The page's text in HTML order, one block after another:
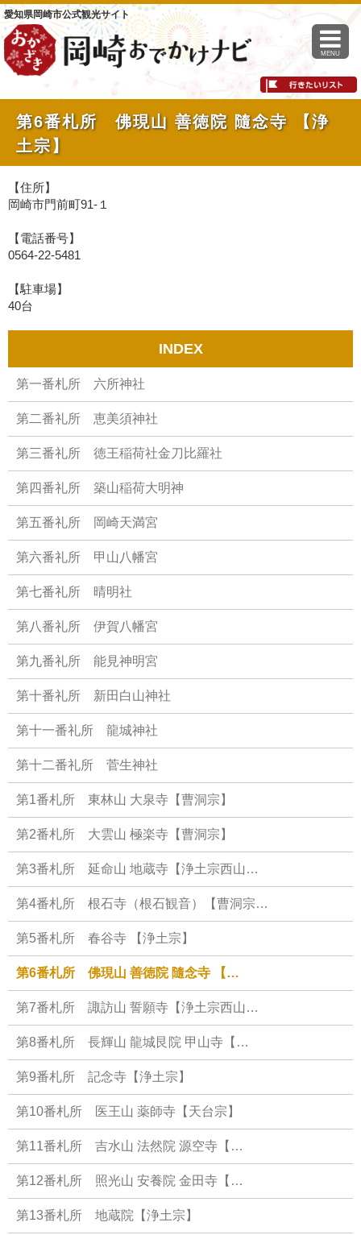
愛知県岡崎市公式観光サイト
MENU
第6番札所 佛現山 善徳院 隨念寺 【浄
土宗】
【住所】
岡崎市門前町91-１
【電話番号】
0564-22-5481
【駐車場】
40台
INDEX
第一番札所 六所神社
第二番礼所 恵美須神社
第三番礼所 徳王稲荷社金刀比羅社
第四番礼所 築山稲荷大明神
第五番礼所 岡崎天満宮
第六番礼所 甲山八幡宮
第七番礼所 晴明社
第八番礼所 伊賀八幡宮
第九番礼所 能見神明宮
第十番礼所 新田白山神社
第十一番礼所 龍城神社
第十二番礼所 菅生神社
第1番札所 東林山 大泉寺【曹洞宗】
第2番札所 大雲山 極楽寺【曹洞宗】
第3番札所 延命山 地蔵寺【浄土宗西山…
第4番札所 根石寺（根石観音）【曹洞宗…
第5番札所 春谷寺 【浄土宗】
第6番札所 佛現山 善徳院 隨念寺 【…
第7番札所 諏訪山 誓願寺【浄土宗西山…
第8番札所 長輝山 龍城艮院 甲山寺【…
第9番札所 記念寺【浄土宗】
第10番札所 医王山 薬師寺【天台宗】
第11番札所 吉水山 法然院 源空寺【…
第12番札所 照光山 安養院 金田寺【…
第13番札所 地蔵院【浄土宗】